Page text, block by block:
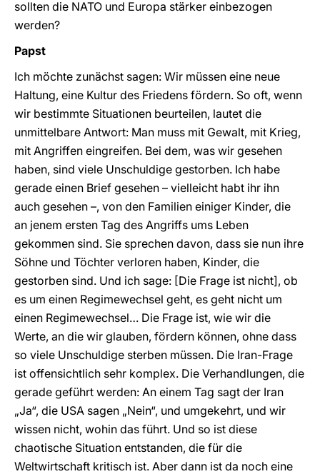
sollten die NATO und Europa stärker einbezogen
werden?
Papst
Ich möchte zunächst sagen: Wir müssen eine neue
Haltung, eine Kultur des Friedens fördern. So oft, wenn
wir bestimmte Situationen beurteilen, lautet die
unmittelbare Antwort: Man muss mit Gewalt, mit Krieg,
mit Angriffen eingreifen. Bei dem, was wir gesehen
haben, sind viele Unschuldige gestorben. Ich habe
gerade einen Brief gesehen – vielleicht habt ihr ihn
auch gesehen –, von den Familien einiger Kinder, die
an jenem ersten Tag des Angriffs ums Leben
gekommen sind. Sie sprechen davon, dass sie nun ihre
Söhne und Töchter verloren haben, Kinder, die
gestorben sind. Und ich sage: [Die Frage ist nicht], ob
es um einen Regimewechsel geht, es geht nicht um
einen Regimewechsel… Die Frage ist, wie wir die
Werte, an die wir glauben, fördern können, ohne dass
so viele Unschuldige sterben müssen. Die Iran-Frage
ist offensichtlich sehr komplex. Die Verhandlungen, die
gerade geführt werden: An einem Tag sagt der Iran
„Ja“, die USA sagen „Nein“, und umgekehrt, und wir
wissen nicht, wohin das führt. Und so ist diese
chaotische Situation entstanden, die für die
Weltwirtschaft kritisch ist. Aber dann ist da noch eine